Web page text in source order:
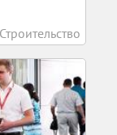
Строительство